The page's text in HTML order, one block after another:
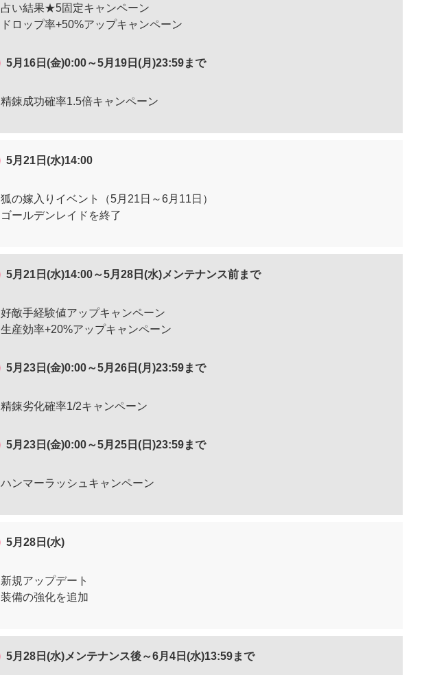
占い結果★5固定キャンペーン
ドロップ率+50%アップキャンペーン
5月16日(金)0:00～5月19日(月)23:59まで
精錬成功確率1.5倍キャンペーン
5月21日(水)14:00
狐の嫁入りイベント（5月21日～6月11日）
ゴールデンレイドを終了
5月21日(水)14:00～5月28日(水)メンテナンス前まで
好敵手経験値アップキャンペーン
生産効率+20%アップキャンペーン
5月23日(金)0:00～5月26日(月)23:59まで
精錬劣化確率1/2キャンペーン
5月23日(金)0:00～5月25日(日)23:59まで
ハンマーラッシュキャンペーン
5月28日(水)
新規アップデート
装備の強化を追加
5月28日(水)メンテナンス後～6月4日(水)13:59まで